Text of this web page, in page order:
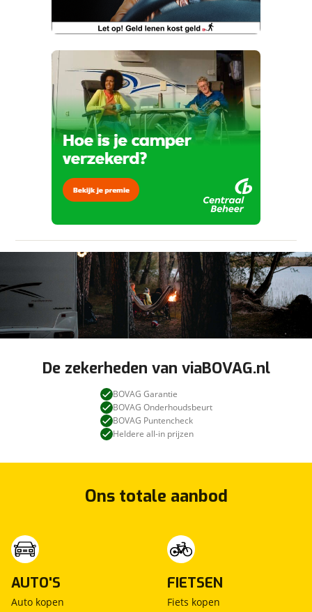
Vraag mijn proefrit aan
om je aanvraag zo goed mogelijk bij de
aanbieder te brengen. Lees hier meer over in
onzeprivacyverklaring .
Telefoonnummer (optioneel)
Verstuur mijn vraag
viaBOVAG.nl verwerkt je persoonsgegevens
om je aanvraag zo goed mogelijk bij de
aanbieder te brengen. Lees hier meer over in
onzeprivacyverklaring
Kan je ons nog meer vertellen? (optioneel)
Stuur mijn bevinding door
De zekerheden van viaBOVAG.nl
BOVAG Garantie
BOVAG Onderhoudsbeurt
BOVAG Puntencheck
Heldere all-in prijzen
Ons totale aanbod
AUTO'S
Auto kopen
FIETSEN
Fiets kopen